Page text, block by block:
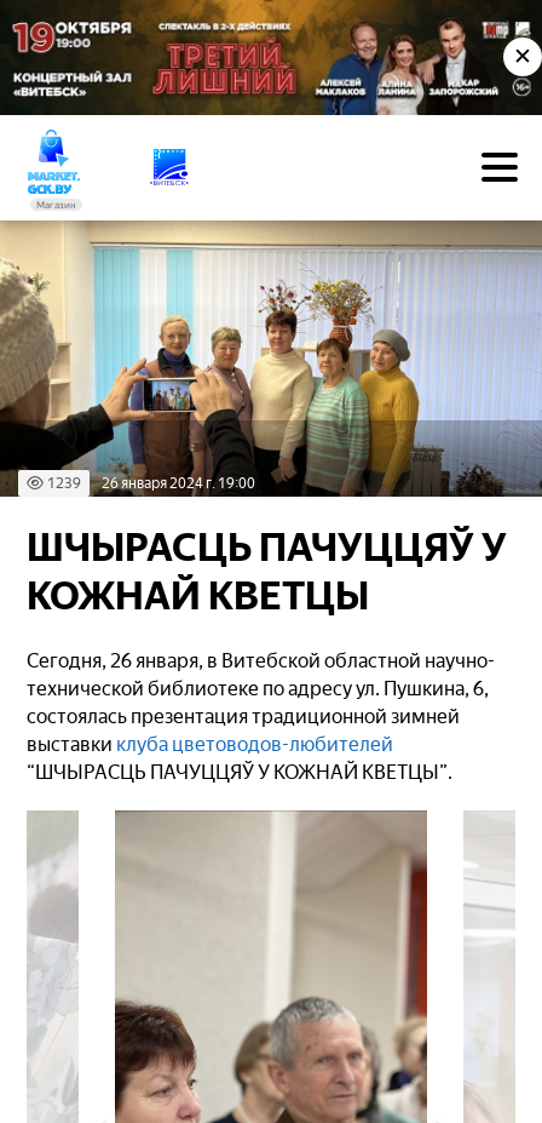
✕
Магазин
1239 26 января 2024 г. 19:00
ШЧЫРАСЦЬ ПАЧУЦЦЯЎ У
КОЖНАЙ КВЕТЦЫ
Сегодня, 26 января, в Витебской областной научно-
технической библиотеке по адресу ул. Пушкина, 6,
состоялась презентация традиционной зимней
выставки клуба цветоводов-любителей
“ШЧЫРАСЦЬ ПАЧУЦЦЯЎ У КОЖНАЙ КВЕТЦЫ”.